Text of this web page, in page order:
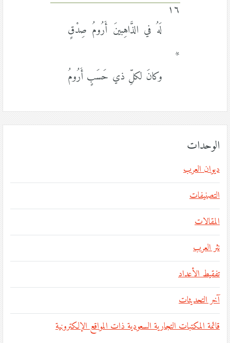
١٦
لَهُ في الذَّاهِبينَ أَرُومُ صِدْقٍ
*
وكانَ لكلِّ ذي حَسَبٍ أَرُومُ
الوحدات
ديوان العرب
التصنيفات
المقالات
نثر العرب
تفقيط الأعداد
آخر التحديثات
قائمة المكتبات التجارية السعودية ذات المواقع الإلكترونية